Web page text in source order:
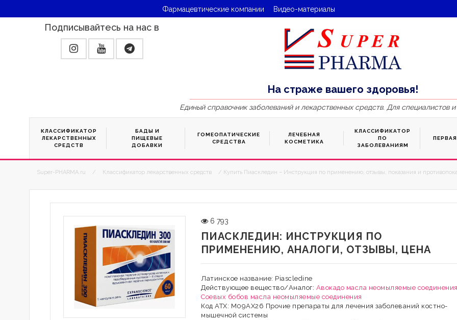
Фармацевтические компании Видео-материалы
Подписывайтесь на нас в
На страже вашего здоровья!
Единый справочник заболеваний и лекарственных средств. Для специалистов
КЛАССИФИКАТОР
ЛЕКАРСТВЕННЫХ
СРЕДСТВ
БАДЫ И
ПИЩЕВЫЕ
ДОБАВКИ
ГОМЕОПАТИЧЕСКИЕ
СРЕДСТВА
ЛЕЧЕБНАЯ
КОСМЕТИКА
КЛАССИФИКАТОР
ПО
ЗАБОЛЕВАНИЯМ
Super-PHARMA.ru / Классификатор лекарственных средств / Купить Пиаскледин – Инструкция по применению, отзывы, показания и
6 793
ПИАСКЛЕДИН: ИНСТРУКЦИЯ ПО
ПРИМЕНЕНИЮ, АНАЛОГИ, ОТЗЫВЫ, ЦЕНА
Латинское название: Piascledine
Действующее вещество/Аналог: Авокадо масла неомыляемые
Соевых бобов масла неомыляемые соединения
Код АТХ: M09AX26 Прочие препараты для лечения заболеваний костно-
мышечной системы